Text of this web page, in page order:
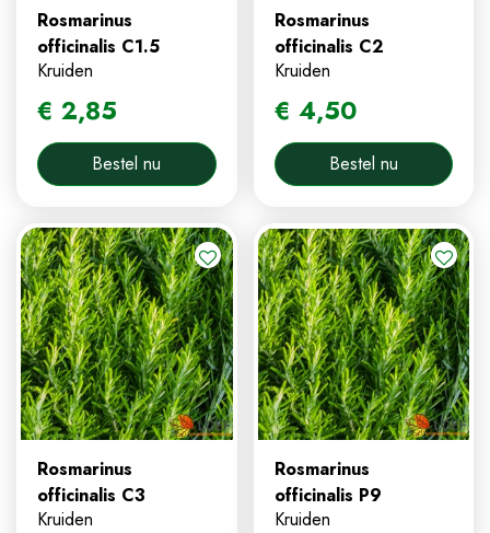
Rosmarinus
officinalis C1.5
Kruiden
€ 2,85
Bestel nu
Rosmarinus
officinalis C2
Kruiden
€ 4,50
Bestel nu
Rosmarinus
officinalis C3
Kruiden
Rosmarinus
officinalis P9
Kruiden